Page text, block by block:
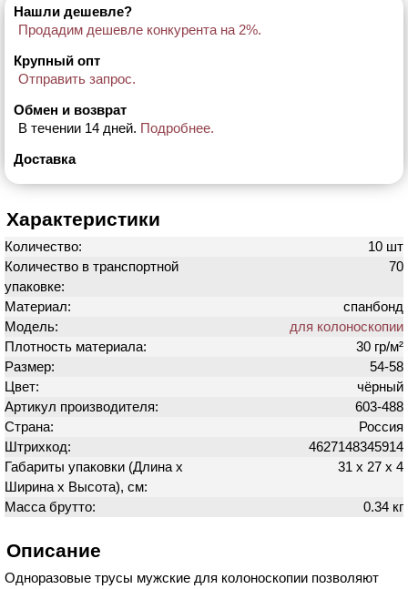
Нашли дешевле?
Продадим дешевле конкурента на 2%.
Крупный опт
Отправить запрос.
Обмен и возврат
В течении 14 дней. Подробнее.
Доставка
Характеристики
Количество:
10 шт
Количество в транспортной
упаковке:
70
Материал:
спанбонд
Модель:
для колоноскопии
Плотность материала:
30 гр/м²
Размер:
54-58
Цвет:
чёрный
Артикул производителя:
603-488
Страна:
Россия
Штрихкод:
4627148345914
Габариты упаковки (Длина х
Ширина х Высота), см:
31 х 27 х 4
Масса брутто: 0.34 кг
Описание
Одноразовые трусы мужские для колоноскопии позволяют